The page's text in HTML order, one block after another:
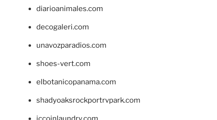
diarioanimales.com
decogaleri.com
unavozparadios.com
shoes-vert.com
elbotanicopanama.com
shadyoaksrockportrvpark.com